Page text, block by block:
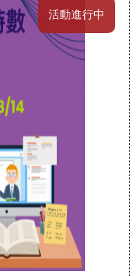
活動進行中